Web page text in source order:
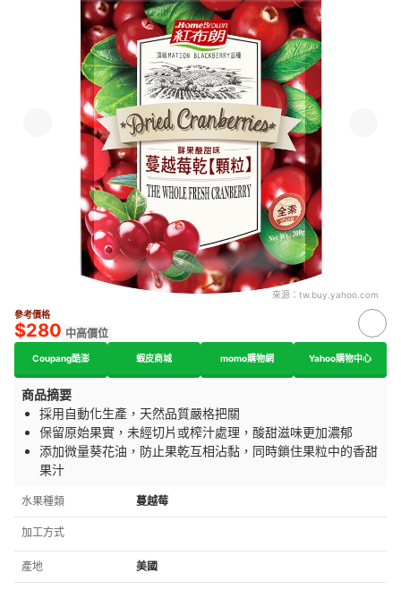
來源： tw.buy.yahoo.com
參考價格
$280 中高價位
Coupang酷澎 蝦皮商城 momo購物網 Yahoo購物中心
商品摘要
採用自動化生產，天然品質嚴格把關
保留原始果實，未經切片或榨汁處理，酸甜滋味更加濃郁
添加微量葵花油，防止果乾互相沾黏，同時鎖住果粒中的香甜
果汁
水果種類 蔓越莓
加工方式
產地 美國